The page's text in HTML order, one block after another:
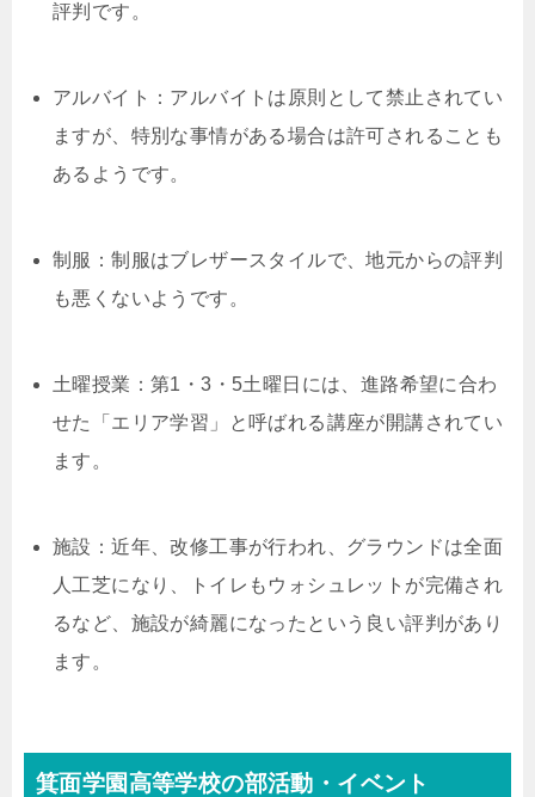
評判です。
アルバイト：アルバイトは原則として禁止されてい
ますが、特別な事情がある場合は許可されることも
あるようです。
制服：制服はブレザースタイルで、地元からの評判
も悪くないようです。
土曜授業：第1・3・5土曜日には、進路希望に合わ
せた「エリア学習」と呼ばれる講座が開講されてい
ます。
施設：近年、改修工事が行われ、グラウンドは全面
人工芝になり、トイレもウォシュレットが完備され
るなど、施設が綺麗になったという良い評判があり
ます。
箕面学園高等学校の部活動・イベント